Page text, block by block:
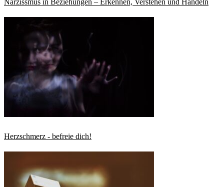
Narzissmus in Beziehungen – Erkennen, Verstehen und Handeln
Herzschmerz - befreie dich!